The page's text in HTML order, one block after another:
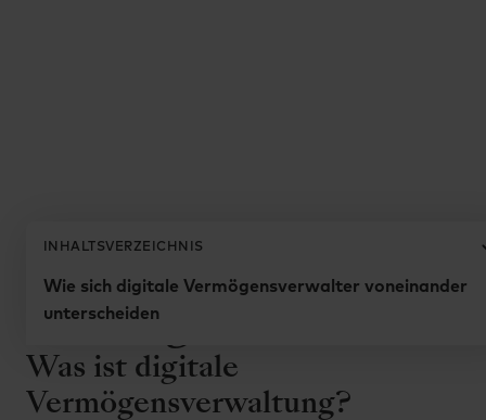
INHALTSVERZEICHNIS
Wie sich digitale Vermögensverwalter voneinander
unterscheiden
Digitale
Vermögensverwalter
Was ist digitale
Vermögensverwaltung?